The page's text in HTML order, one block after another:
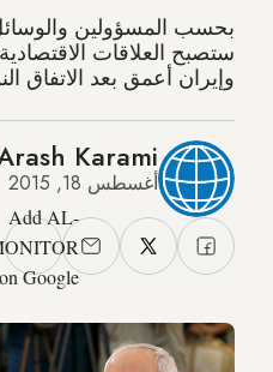
بحسب المسؤولين
ستصبح العلاقات
وإيران أعمق بعد الاتفاق
Karami
أغسطس 18, 2015
Add AL-
on Google